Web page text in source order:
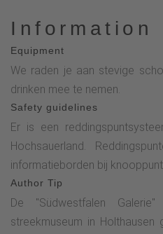
Information
Equipment
We raden je aan stevige
drinken mee te nemen.
Safety guidelines
Er is een
Hochsauerland.
informatieborden bij
Author Tip
De "Südwestfalen
streekmuseum in